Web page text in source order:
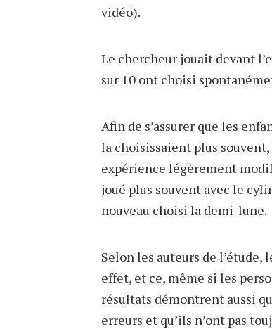
vidéo).
Le chercheur jouait devant
sur 10 ont choisi
Afin de s’assurer que les
la choisissaient plus
expérience légèrement
joué plus souvent avec le
nouveau choisi la demi-lune.
Selon les auteurs de
effet, et ce, même si les
résultats démontrent aussi
erreurs et qu’ils n’ont pas